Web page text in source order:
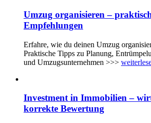
Umzug organisieren –
Empfehlungen
Erfahre, wie du deinen Umzug
Praktische Tipps zu Planung,
und Umzugsunternehmen >>>
Investment in Immobilien –
korrekte Bewertung